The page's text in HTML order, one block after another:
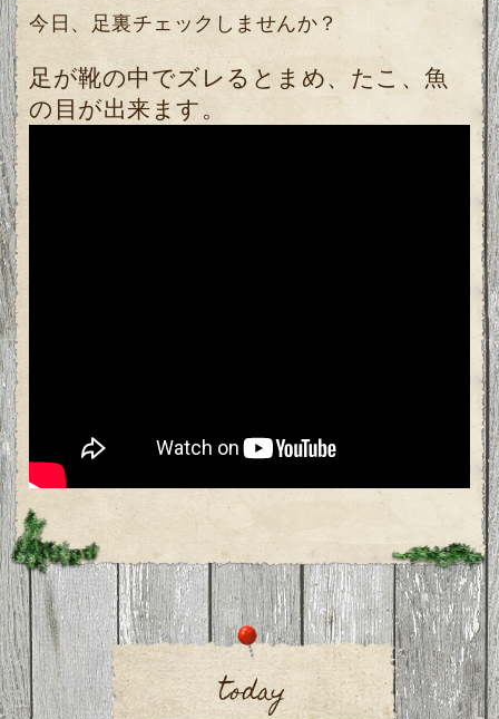
今日、足裏チェックしませんか？
足が靴の中でズレるとまめ、たこ、魚
の目が出来ます。
today